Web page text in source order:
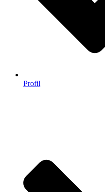
Profil